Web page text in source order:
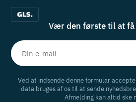
Vær den første til at få
Ved at indsende denne formular
data bruges af os til at sende
Afmelding kan altid ske